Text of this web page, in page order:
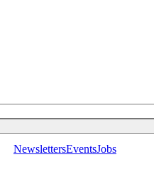
NewslettersEventsJobs